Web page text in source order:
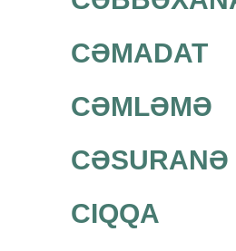
CƏMADAT
CƏMLƏMƏ
CƏSURANƏ
CIQQA